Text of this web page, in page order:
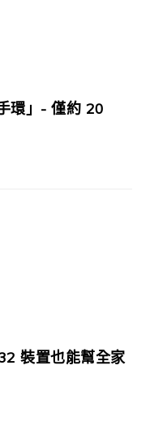
環」- 僅約 20
裝置也能幫全家